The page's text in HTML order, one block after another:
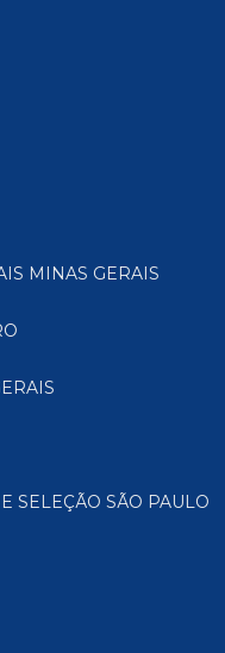
MINAS GERAIS
SELEÇÃO SÃO PAULO